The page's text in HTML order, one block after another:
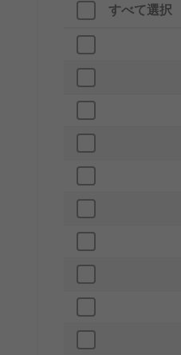
すべて選択